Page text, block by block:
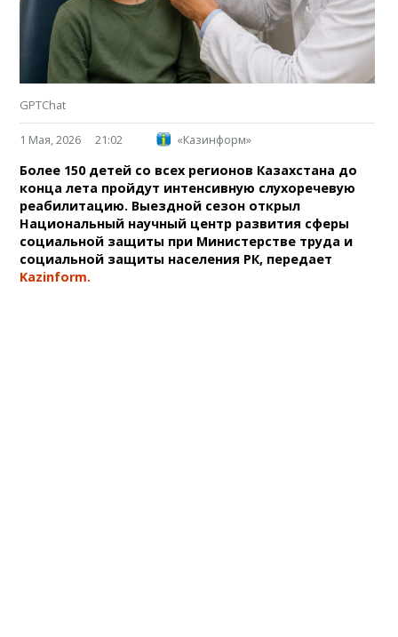
GPTChat
1 Мая, 2026 21:02 «Казинформ»
Более 150 детей со всех регионов Казахстана до
конца лета пройдут интенсивную слухоречевую
реабилитацию. Выездной сезон открыл
Национальный научный центр развития сферы
социальной защиты при Министерстве труда и
социальной защиты населения РК, передает
Kazinform.